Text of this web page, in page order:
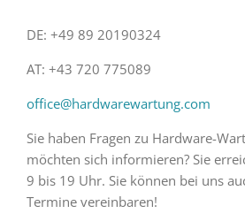
DE: +49 89 20190324
AT: +43 720 775089
office@hardwarewartung.com
Sie haben Fragen zu Hardware-
möchten sich informieren? Sie
9 bis 19 Uhr. Sie können bei uns
Termine vereinbaren!